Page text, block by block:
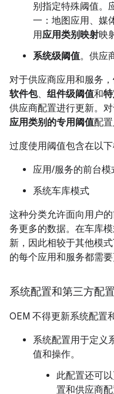
别指定特殊阈值。
一：地图应用、媒
用应用类别映射映
系统级阈值。供应
对于供应商应用和服务，
软件包、 组件级阈值和
供应商配置进行更新。
应用类别的专用阈值配
过度使用阈值包含在以
应用/服务的前台
系统车库模式
这种分类允许面向用户
务更多的数据。在车库
新，因此相较于其他模
的每个应用和服务都需要
系统配置和第三方配置
OEM 不得更新系统配置
系统配置用于定义
值和操作。
此配置还可
置和供应商配